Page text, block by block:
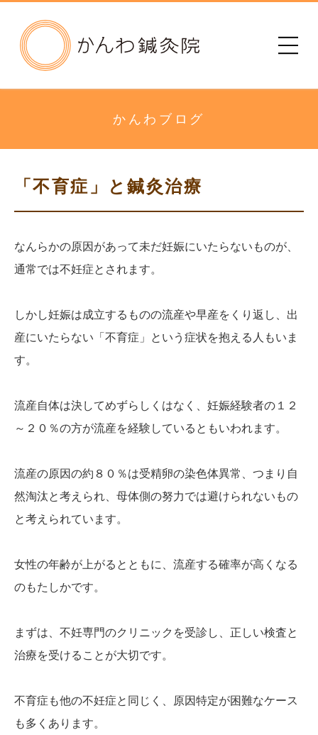
治療院のご案内
メニュー・料金
診療時間
患者さまの声
お問い合わせ
かんわブログ
「不育症」と鍼灸治療
なんらかの原因があって未だ妊娠にいたらないものが、
通常では不妊症とされます。
しかし妊娠は成立するものの流産や早産をくり返し、出
産にいたらない「不育症」という症状を抱える人もいま
す。
流産自体は決してめずらしくはなく、妊娠経験者の１２
～２０％の方が流産を経験しているともいわれます。
流産の原因の約８０％は受精卵の染色体異常、つまり自
然淘汰と考えられ、母体側の努力では避けられないもの
と考えられています。
女性の年齢が上がるとともに、流産する確率が高くなる
のもたしかです。
まずは、不妊専門のクリニックを受診し、正しい検査と
治療を受けることが大切です。
不育症も他の不妊症と同じく、原因特定が困難なケース
も多くあります。